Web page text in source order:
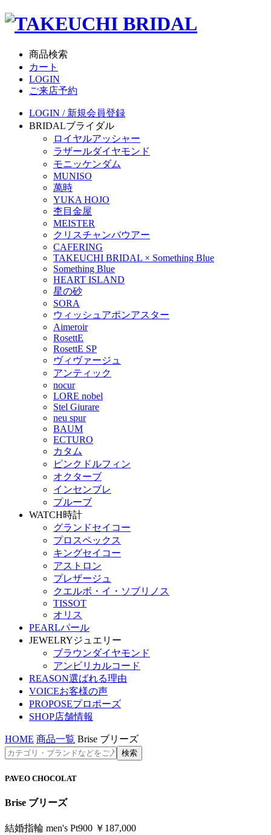
商品検索
カート
LOGIN
ご来店予約
LOGIN / 新規会員登録
BRIDALブライダル
ロイヤルアッシャー
ラザールダイヤモンド
モニッケンダム
MUNISO
萬時
YUKA HOJO
杢目金屋
MEISTER
クリスチャンバウアー
CAFERING
TAKEUCHI BRIDAL × Something Blue
Something Blue
HEART ISLAND
星の砂
SORA
ウィッシュアポンアスター
Aimeroir
RosettE
RosettE SP
ヴィヴァージュ
アンティック
nocur
LORE nobel
Stel Giurare
neu spur
BAUM
ECTURO
カタム
ピンクドルフィン
オクターブ
インセンブレ
プルーブ
WATCH時計
グランドセイコー
プロスペックス
キングセイコー
アストロン
プレザージュ
クエルボ・イ・ソブリノス
TISSOT
オリス
PEARLパール
JEWELRYジュエリー
ブラウンダイヤモンド
アンビリカルコード
REASON選ばれる理由
VOICEお客様の声
PROPOSEプロポーズ
SHOP店舗情報
HOME 商品一覧 Brise ブリーズ
PAVEO CHOCOLAT
Brise ブリーズ
結婚指輪 men's Pt900 ￥187,000